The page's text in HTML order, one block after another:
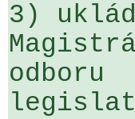
3)
odboru